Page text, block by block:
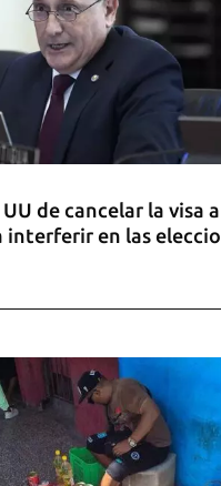
de cancelar la visa
interferir en las